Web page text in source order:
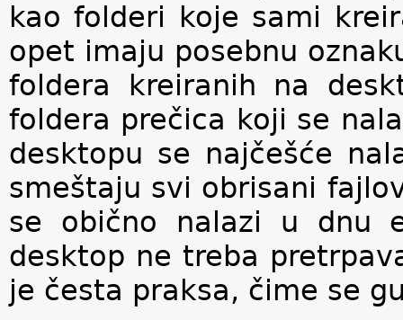
kao folderi koje sami
opet imaju posebnu
foldera kreiranih na
foldera prečica koji se
desktopu se najčešće
smeštaju svi obrisani
se obično nalazi u dnu
desktop ne treba
je česta praksa, čime se